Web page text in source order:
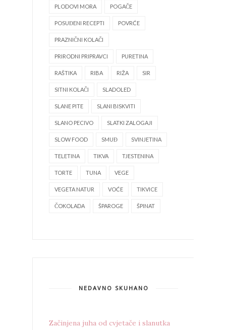
PLODOVI MORA POGAČE
POSUĐENI RECEPTI POVRĆE
PRAZNIČNI KOLAČI
PRIRODNI PRIPRAVCI PURETINA
RAŠTIKA RIBA RIŽA SIR
SITNI KOLAČI SLADOLED
SLANE PITE SLANI BISKVITI
SLANO PECIVO SLATKI ZALOGAJI
SLOW FOOD SMUĐ SVINJETINA
TELETINA TIKVA TJESTENINA
TORTE TUNA VEGE
VEGETA NATUR VOĆE TIKVICE
ČOKOLADA ŠPAROGE ŠPINAT
NEDAVNO SKUHANO
Začinjena juha od cvjetače i slanutka